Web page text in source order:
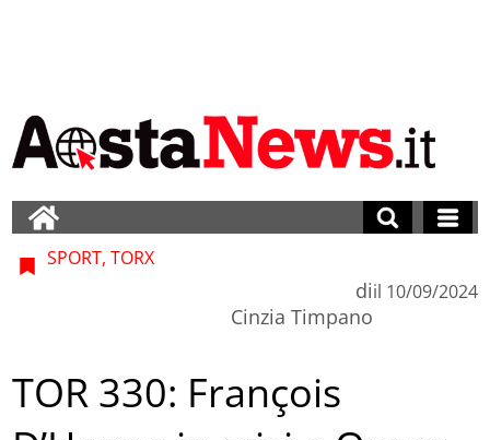
SPORT, TORX
di
Cinzia Timpano
il 10/09/2024
TOR 330: François